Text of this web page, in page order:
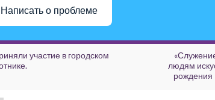
Написать о проблеме
участие в городском
людям
рождения